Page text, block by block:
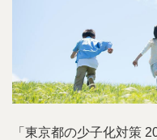
「東京都の少子化対策